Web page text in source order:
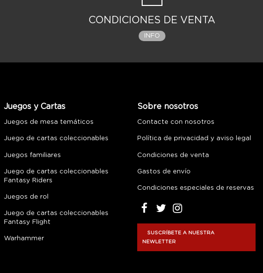
CONDICIONES DE VENTA
INFO
Juegos y Cartas
Juegos de mesa temáticos
Juego de cartas coleccionables
Juegos familiares
Juego de cartas coleccionables
Fantasy Riders
Juegos de rol
Juego de cartas coleccionables
Fantasy Flight
Warhammer
Sobre nosotros
Contacte con nosotros
Política de privacidad y aviso legal
Condiciones de venta
Gastos de envío
Condiciones especiales de reservas
SUSCRÍBETE A NUESTRA
NEWLETTER